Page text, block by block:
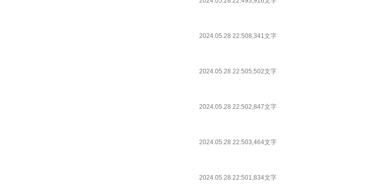
2024.05.28 22:508,341文字
2024.05.28 22:505,502文字
2024.05.28 22:502,847文字
2024.05.28 22:503,464文字
2024.05.28 22:501,834文字